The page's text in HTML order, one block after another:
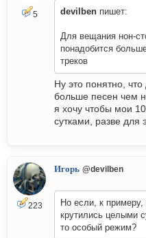
5 devilben пишет:
Для вещания нон-
понадобится
треков
Ну это понятно,
больше песен чем
я хочу чтобы мои
сутками, разве для
223
Игорь @devilben
Но если, к
крутились целыми
то особый режим?